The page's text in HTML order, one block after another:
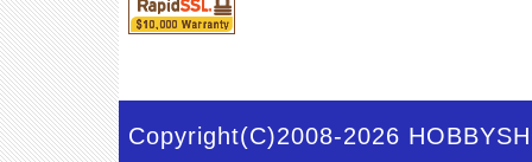
Copyright(C)2008-2026